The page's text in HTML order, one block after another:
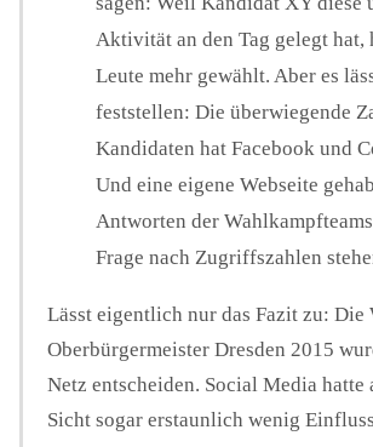
Aktivität an den Tag gelegt hat,
Leute mehr gewählt. Aber es
feststellen: Die überwiegende
Kandidaten hat Facebook und
Und eine eigene Webseite
Antworten der
Frage nach Zugriffszahlen
Lässt eigentlich nur das Fazit zu: Die
Oberbürgermeister Dresden 2015
Netz entscheiden. Social Media hatte
Sicht sogar erstaunlich wenig